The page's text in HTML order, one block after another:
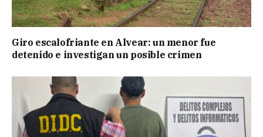
Giro escalofriante en Alvear: un menor fue
detenido e investigan un posible crimen